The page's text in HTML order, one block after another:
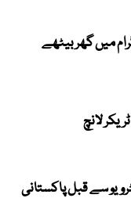
میں گھر بیٹھے
لانچ
سے قبل پاکستانی